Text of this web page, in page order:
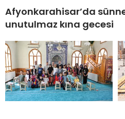
Afyonkarahisar’da
unutulmaz kına gecesi